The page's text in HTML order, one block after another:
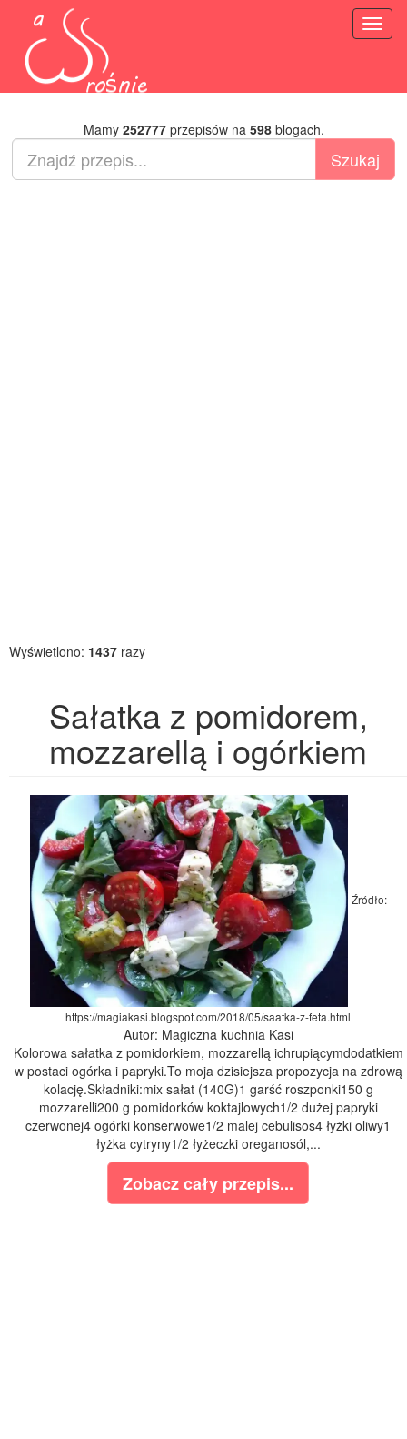
Mamy 252777przepisów na 598blogach.
Wyświetlono: 1437 razy
Sałatka z pomidorem,
mozzarellą i ogórkiem
Źródło:
https://magiakasi.blogspot.com/2018/05/saatka-z-feta.html
Autor: Magiczna kuchnia Kasi
Kolorowa sałatka z pomidorkiem, mozzarellą ichrupiącymdodatkiem
w postaci ogórka i papryki.To moja dzisiejsza propozycja na zdrową
kolację.Składniki:mix sałat (140G)1 garść roszponki150 g
mozzarelli200 g pomidorków koktajlowych1/2 dużej papryki
czerwonej4 ogórki konserwowe1/2 malej cebulisos4 łyżki oliwy1
łyżka cytryny1/2 łyżeczki oreganosól,...
Zobacz cały przepis...